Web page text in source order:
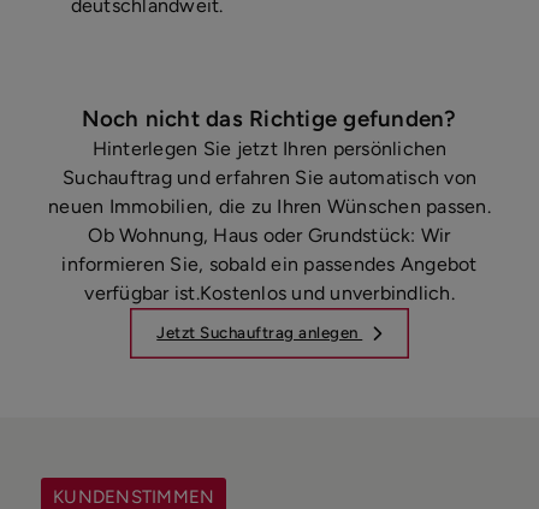
deutschlandweit.
Noch nicht das Richtige gefunden?
Hinterlegen Sie jetzt Ihren persönlichen
Suchauftrag und erfahren Sie automatisch von
neuen Immobilien, die zu Ihren Wünschen passen.
Ob Wohnung, Haus oder Grundstück: Wir
informieren Sie, sobald ein passendes Angebot
verfügbar ist.Kostenlos und unverbindlich.
Jetzt Suchauftrag anlegen
KUNDENSTIMMEN